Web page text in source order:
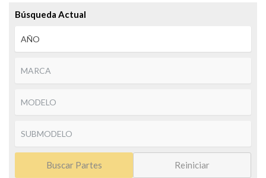
Búsqueda Actual
Buscar Partes Reiniciar